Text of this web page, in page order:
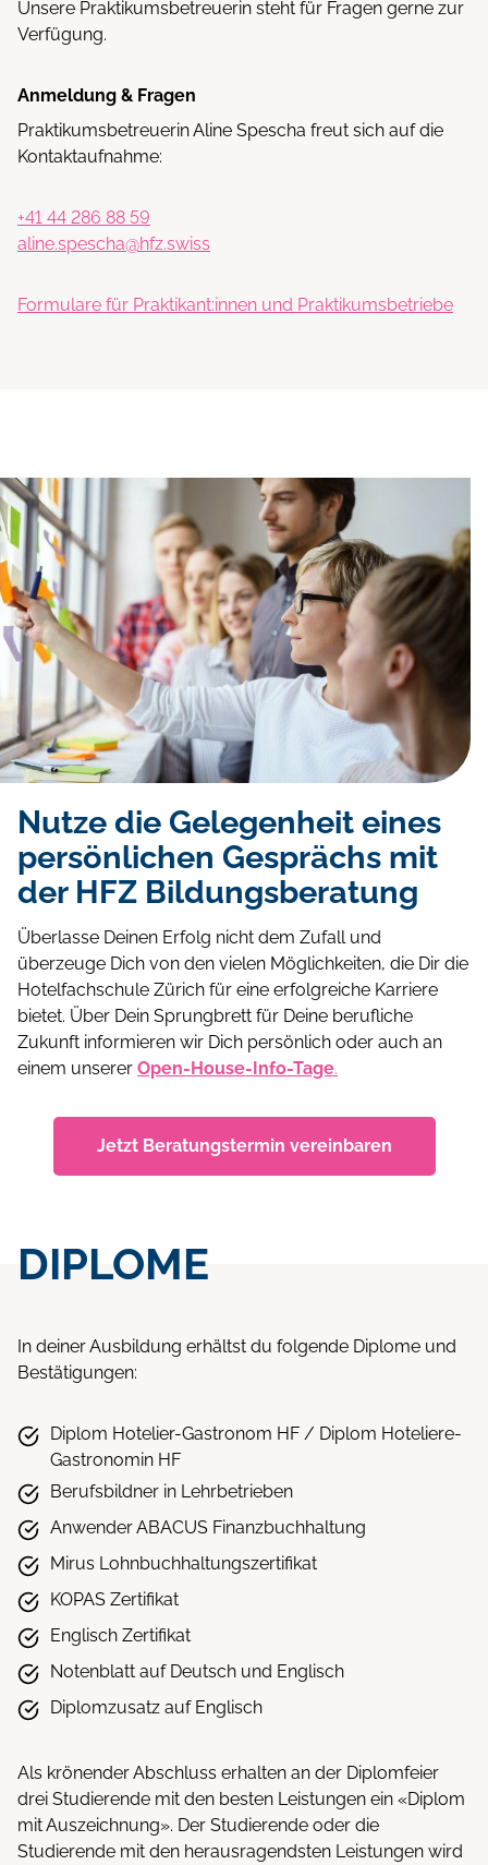
Unsere Praktikumsbetreuerin steht für Fragen gerne zur
Verfügung.
Anmeldung & Fragen
Praktikumsbetreuerin Aline Spescha freut sich auf die
Kontaktaufnahme:
+41 44 286 88 59
aline.spescha@hfz.swiss
Formulare für Praktikant:innen und Praktikumsbetriebe
Nutze die Gelegenheit eines
persönlichen Gesprächs mit
der HFZ Bildungsberatung
Überlasse Deinen Erfolg nicht dem Zufall und
überzeuge Dich von den vielen Möglichkeiten, die Dir die
Hotelfachschule Zürich für eine erfolgreiche Karriere
bietet. Über Dein Sprungbrett für Deine berufliche
Zukunft informieren wir Dich persönlich oder auch an
einem unserer Open-House-Info-Tage.
Jetzt Beratungstermin vereinbaren
DIPLOME
In deiner Ausbildung erhältst du folgende Diplome und
Bestätigungen:
Diplom Hotelier-Gastronom HF / Diplom Hoteliere-
Gastronomin HF
Berufsbildner in Lehrbetrieben
Anwender ABACUS Finanzbuchhaltung
Mirus Lohnbuchhaltungszertifikat
KOPAS Zertifikat
Englisch Zertifikat
Notenblatt auf Deutsch und Englisch
Diplomzusatz auf Englisch
Als krönender Abschluss erhalten an der Diplomfeier
drei Studierende mit den besten Leistungen ein «Diplom
mit Auszeichnung». Der Studierende oder die
Studierende mit den herausragendsten Leistungen wird